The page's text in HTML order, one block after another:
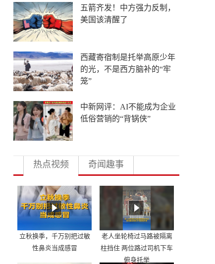
中外合作办学提速扩围，国
际高校押注中国未来
给南京大屠杀改名？30万亡
灵不答应！
瓜子水饺也“威胁美国”？
热点视频 奇闻趣事
立秋换季，千万别把过敏
性鼻炎当成感冒
老人坐轮椅过马路被隔离
柱挡住 两位路过司机下车
俯身托举